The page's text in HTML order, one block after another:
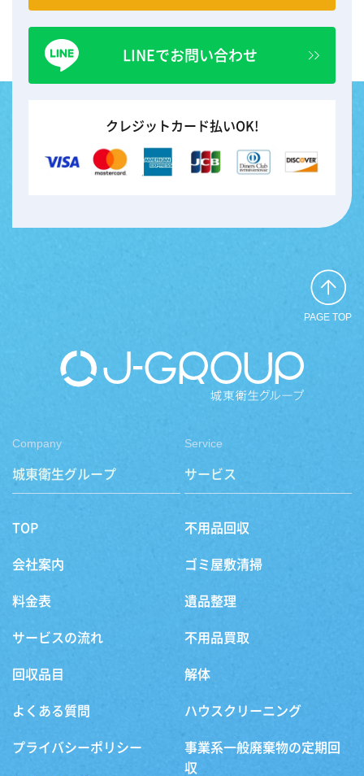
LINEでお問い合わせ
クレジットカード払いOK!
PAGE TOP
Company
城東衛生グループ
TOP
会社案内
料金表
サービスの流れ
回収品目
よくある質問
プライバシーポリシー
Service
サービス
不用品回収
ゴミ屋敷清掃
遺品整理
不用品買取
解体
ハウスクリーニング
事業系一般廃棄物の定期回
収